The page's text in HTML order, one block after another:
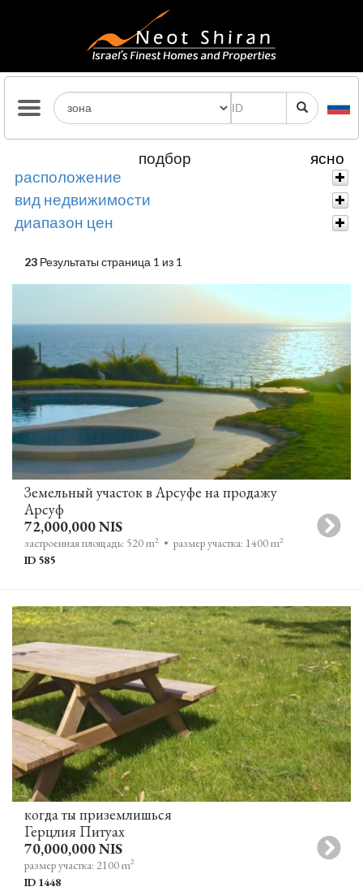
подбор
ясно
расположение
вид недвижимости
диапазон цен
23 Результаты страница 1 из 1
Земельный участок в Арсуфе на продажу
Арсуф
72,000,000 NIS
застроенная площадь: 520 m2 • размер участка: 1400 m2
ID 585
когда ты приземлишься
Герцлия Питуах
70,000,000 NIS
размер участка: 2100 m2
ID 1448